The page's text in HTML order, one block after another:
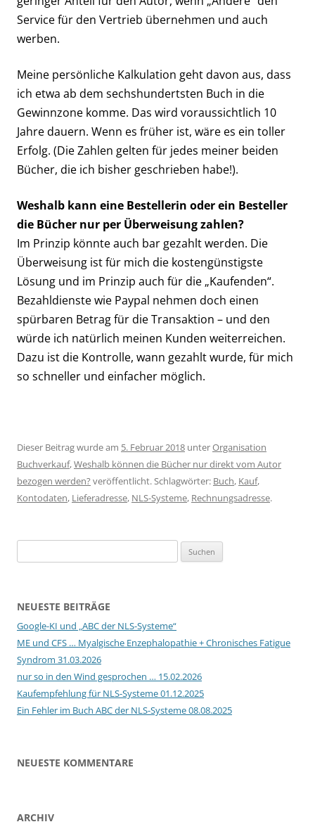
Service für den Vertrieb übernehmen und auch
werben.
Meine persönliche Kalkulation geht davon aus, dass
ich etwa ab dem sechshundertsten Buch in die
Gewinnzone komme. Das wird voraussichtlich 10
Jahre dauern. Wenn es früher ist, wäre es ein toller
Erfolg. (Die Zahlen gelten für jedes meiner beiden
Bücher, die ich bisher geschrieben habe!).
Weshalb kann eine Bestellerin oder ein Besteller
die Bücher nur per Überweisung zahlen?
Im Prinzip könnte auch bar gezahlt werden. Die
Überweisung ist für mich die kostengünstigste
Lösung und im Prinzip auch für die „Kaufenden“.
Bezahldienste wie Paypal nehmen doch einen
spürbaren Betrag für die Transaktion – und den
würde ich natürlich meinen Kunden weiterreichen.
Dazu ist die Kontrolle, wann gezahlt wurde, für mich
so schneller und einfacher möglich.
Dieser Beitrag wurde am 5. Februar 2018 unterOrganisation
Buchverkauf,Weshalb können die Bücher nur direkt vom Autor
bezogen werden? veröffentlicht. Schlagwörter: Buch, Kauf,
Kontodaten, Lieferadresse, NLS-Systeme, Rechnungsadresse.
nach:
NEUESTE BEITRÄGE
Google-KI und „ABC der NLS-Systeme“
ME und CFS … Myalgische Enzephalopathie + Chronisches Fatigue
Syndrom 31.03.2026
nur so in den Wind gesprochen … 15.02.2026
Kaufempfehlung für NLS-Systeme 01.12.2025
Ein Fehler im Buch ABC der NLS-Systeme 08.08.2025
NEUESTE KOMMENTARE
ARCHIV